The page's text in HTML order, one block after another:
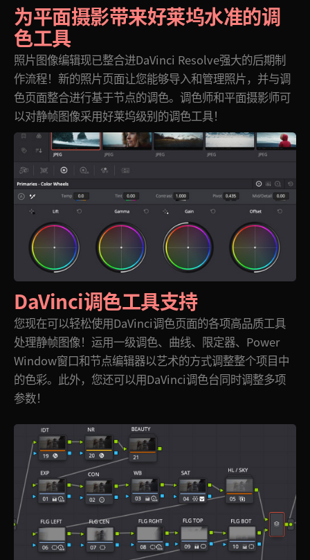
为平面摄影带来好莱坞水准的调
色工具
照片图像编辑现已整合进DaVinci Resolve强大的后期制
作流程！新的照片页面让您能够导入和管理照片，并与调
色页面整合进行基于节点的调色。调色师和平面摄影师可
以对静帧图像采用好莱坞级别的调色工具！
DaVinci调色工具支持
您现在可以轻松使用DaVinci调色页面的各项高品质工具
处理静帧图像！运用一级调色、曲线、限定器、Power
Window窗口和节点编辑器以艺术的方式调整整个项目中
的色彩。此外，您还可以用DaVinci调色台同时调整多项
参数！